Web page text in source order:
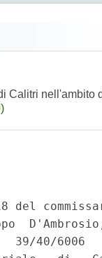
Calitri nell'ambito